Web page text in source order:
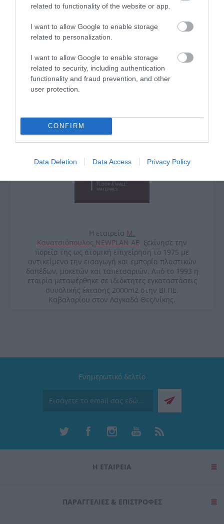
related to functionality of the website or app.
I want to allow Google to enable storage
related to personalization.
I want to allow Google to enable storage
related to security, including authentication
functionality and fraud prevention, and other
user protection.
CONFIRM
Data Deletion Data Access Privacy Policy
Το χρώμα του νήματος που χρησιμοποιείται για το
από αυτό της φωτογραφίας ανάλογα με την
διαθεσιμότητα.
Η εταιρεία Μ.
Κανατσιόπουλος NEWPLAN ΑΕ ξεκίνησε την
πορεία της ως ατομική επιχείρηση το 1975 με
αντικείμενο την εισαγωγή και εμπορία πλαστικών
δαπέδων, μοκετών και ταπετσαριών. Από το 1993 η
εταιρία μεταφέρθηκε σε ιδιόκτητες εγκαταστάσεις
συνολικής έκτασης 2000m2 στην ΒΙ.ΠΕ.
Καβαλαρίου στον Λαγκαδά Θες/νίκης.
Ενημερωτικό δελτίο
Η ΕΤΑΙΡΕΙΑ
ΠΑΡΑΓΓΕΛΊΕΣ & ΕΠΙΣΤΡΟΦΈΣ